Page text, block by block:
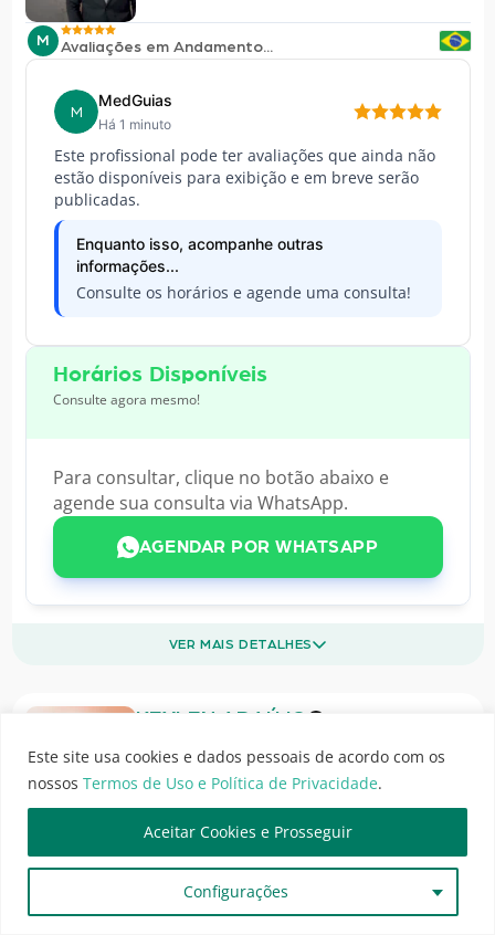
Este site usa cookies e dados pessoais de acordo com os
nossos Termos de Uso e Política de Privacidade.
Configurações
Aceitar Cookies e Prosseguir
M Avaliações em Andamento...
M
MedGuias
Há 1 minuto
Este profissional pode ter avaliações que ainda não
estão disponíveis para exibição e em breve serão
publicadas.
Enquanto isso, acompanhe outras
informações...
Consulte os horários e agende uma consulta!
Horários Disponíveis
Consulte agora mesmo!
Para consultar, clique no botão abaixo e
agende sua consulta via WhatsApp.
AGENDAR POR WHATSAPP
VER MAIS DETALHES
KEYLEN ARAÚJO
Especialista emCirurgiões Dentistas
CRO-AM 5310
Avaliações em Andamento...
Há 1 minuto